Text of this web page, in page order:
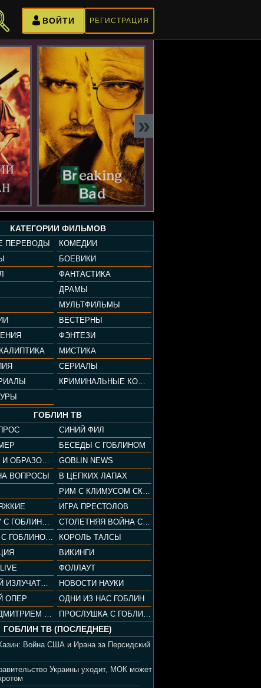
РЕГИСТРАЦИЯ
ВОЙТИ
»
КАТЕГОРИИ ФИЛЬМОВ
ПЕРЕВОДЫ
КОМЕДИИ
БОЕВИКИ
ФАНТАСТИКА
ДРАМЫ
МУЛЬТФИЛЬМЫ
ВЕСТЕРНЫ
ФЭНТЕЗИ
МИСТИКА
СЕРИАЛЫ
КРИМИНАЛЬНЫЕ КОМЕДИИ
ГОБЛИН ТВ
СИНИЙ ФИЛ
БЕСЕДЫ С ГОБЛИНОМ
КУЛЬТУРА И ОБРАЗОВАНИЕ
GOBLIN NEWS
ВОПРОСЫ
В ЦЕПКИХ ЛАПАХ
РИМ С КЛИМУСОМ СКАРАБЕУСОМ
ИГРА ПРЕСТОЛОВ
"ПАЦАНЫ" С ГОБЛИНОМ
СТОЛЕТНЯЯ ВОЙНА С КЛИМОМ ЖУКОВЫМ И ГОБЛИНОМ
СОПРАНО С ГОБЛИНОМ (РАЗБОР СЕРИАЛА)
КОРОЛЬ ТАЛСЫ
ВИКИНГИ
ФОЛЛАУТ
ВЕЧЕРНИЙ ИЗЛУЧАТЕЛЬ
НОВОСТИ НАУКИ
ОПЕР
ОДНИ ИЗ НАС ГОБЛИН
ВЕЧЕР С ДМИТРИЕМ ПУЧКОВЫМ
ПРОСЛУШКА С ГОБЛИНОМ
ГОБЛИН ТВ (ПОСЛЕДНЕЕ)
Война США и Ирана за Персидский
Украины уходит, МОК может